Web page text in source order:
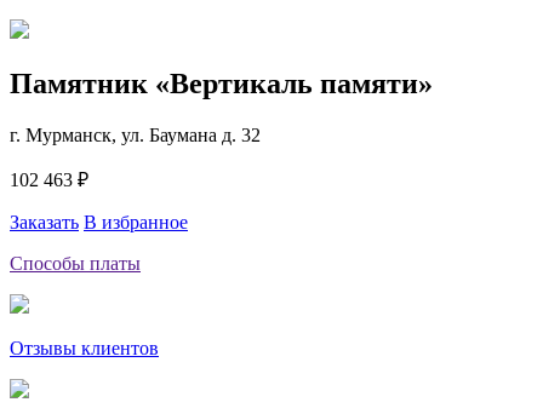
Памятник «Вертикаль памяти»
г. Мурманск, ул. Баумана д. 32
102 463 ₽
Заказать В избранное
Способы платы
Отзывы клиентов